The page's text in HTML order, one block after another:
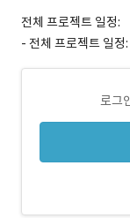
전체 프로젝트 일정:
- 전체 프로젝트 일정
로그